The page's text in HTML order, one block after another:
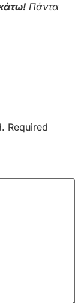
Πάντα
Required